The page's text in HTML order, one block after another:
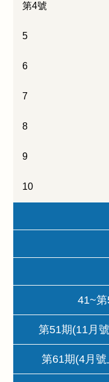
第4號
5
6
7
8
9
10
41~
第51期(11月
第61期(4月